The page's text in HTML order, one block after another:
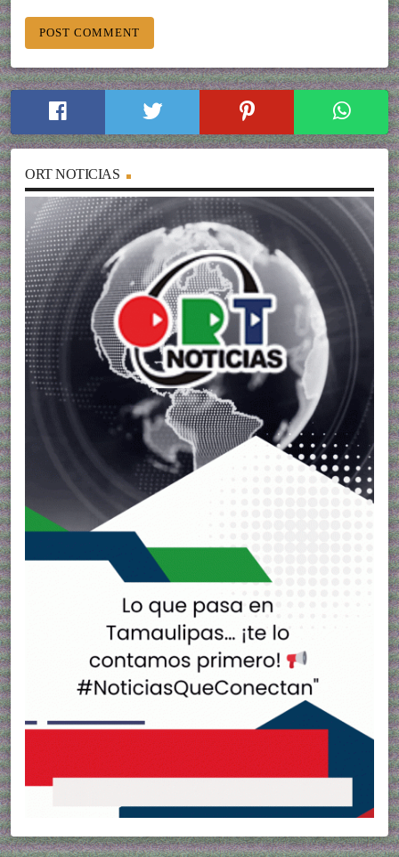
ORT NOTICIAS